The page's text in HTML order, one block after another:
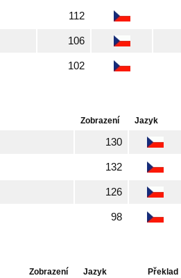
112
106
102
Zobrazení Jazyk
130
132
126
98
Zobrazení Jazyk Překlad